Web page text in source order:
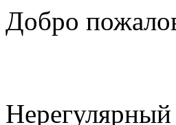
Добро
Нерегулярный